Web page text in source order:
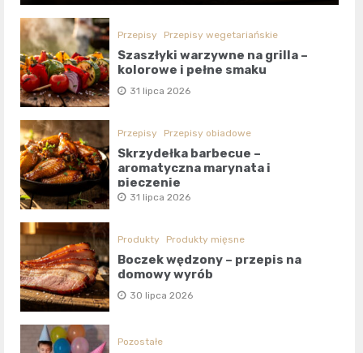
Przepisy Przepisy wegetariańskie
Szaszłyki warzywne na grilla –
kolorowe i pełne smaku
31 lipca 2026
Przepisy Przepisy obiadowe
Skrzydełka barbecue –
aromatyczna marynata i
pieczenie
31 lipca 2026
Produkty Produkty mięsne
Boczek wędzony – przepis na
domowy wyrób
30 lipca 2026
Pozostałe